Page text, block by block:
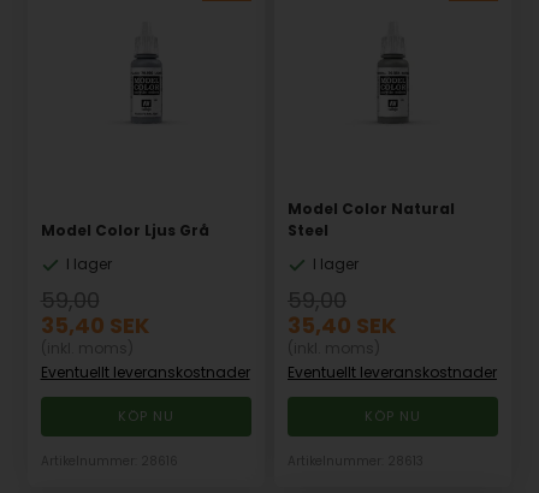
Model Color Ljus Grå
I lager
59,00
35,40 SEK
Eventuellt leveranskostnader
Model Color Natural
Steel
I lager
59,00
35,40 SEK
Eventuellt leveranskostnader